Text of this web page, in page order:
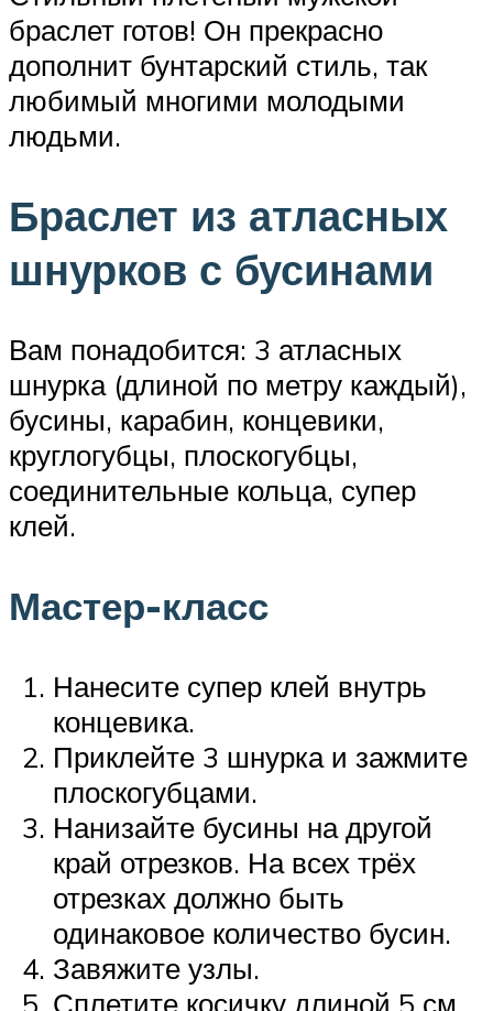
браслет готов! Он прекрасно
дополнит бунтарский стиль, так
любимый многими молодыми
людьми.
Браслет из атласных
шнурков с бусинами
Вам понадобится: 3 атласных
шнурка (длиной по метру каждый),
бусины, карабин, концевики,
круглогубцы, плоскогубцы,
соединительные кольца, супер
клей.
Мастер-класс
Нанесите супер клей внутрь
концевика.
Приклейте 3 шнурка и зажмите
плоскогубцами.
Нанизайте бусины на другой
край отрезков. На всех трёх
отрезках должно быть
одинаковое количество бусин.
Завяжите узлы.
Сплетите косичку длиной 5 см.